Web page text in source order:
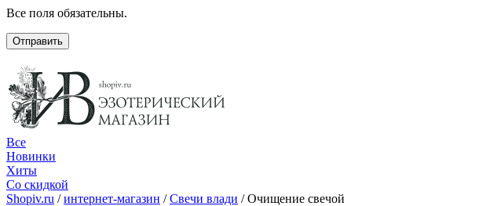
Все поля обязательны.
Отправить
Все
Новинки
Хиты
Со скидкой
Shopiv.ru /интернет-магазин /Свечи влади /Очищение свечой